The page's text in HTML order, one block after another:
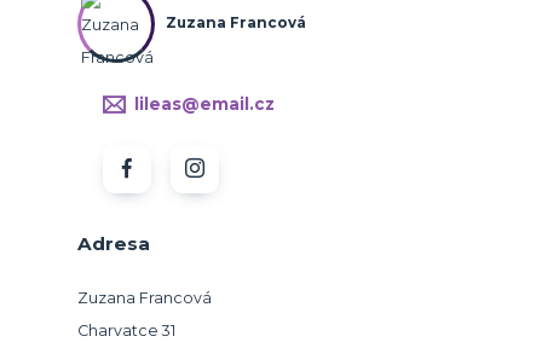
Adresa
Zuzana Francová
Charvatce 31
Zuzana Francová
lileas@email.cz